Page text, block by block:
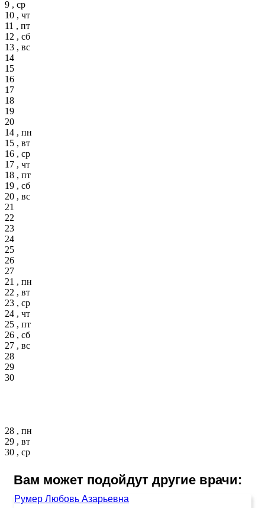
9 , ср
10 , чт
11 , пт
12 , сб
13 , вс
14
15
16
17
18
19
20
14 , пн
15 , вт
16 , ср
17 , чт
18 , пт
19 , сб
20 , вс
21
22
23
24
25
26
27
21 , пн
22 , вт
23 , ср
24 , чт
25 , пт
26 , сб
27 , вс
28
29
30
28 , пн
29 , вт
30 , ср
Вам может подойдут другие врачи:
Румер Любовь Азарьевна